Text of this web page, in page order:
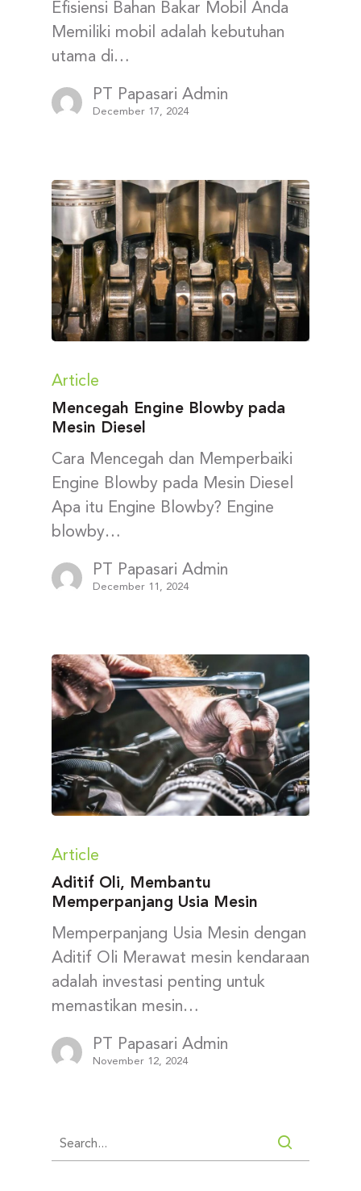
Efisiensi Bahan Bakar Mobil Anda
Memiliki mobil adalah kebutuhan
utama di…
PT Papasari Admin
December 17, 2024
Article
Mencegah Engine Blowby pada
Mesin Diesel
Cara Mencegah dan Memperbaiki
Engine Blowby pada Mesin Diesel
Apa itu Engine Blowby? Engine
blowby…
PT Papasari Admin
December 11, 2024
Article
Aditif Oli, Membantu
Memperpanjang Usia Mesin
Memperpanjang Usia Mesin dengan
Aditif Oli Merawat mesin kendaraan
adalah investasi penting untuk
memastikan mesin…
PT Papasari Admin
November 12, 2024